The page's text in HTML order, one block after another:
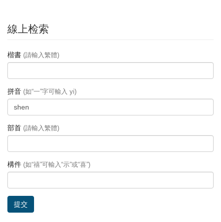
線上检索
楷書 (請輸入繁體)
拼音 (如“一”字可輸入 yi)
部首 (請輸入繁體)
構件 (如“禧”可輸入“示”或“喜”)
提交